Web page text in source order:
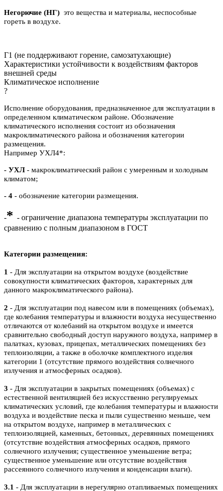
Негорючие (НГ) это вещества и материалы, неспособные
гореть в воздухе.
Г1 (не поддерживают горение, самозатухающие)
Характеристики устойчивости к воздействиям факторов
внешней среды
Климатическое исполнение
?
Исполнение оборудования, предназначенное для эксплуатации в
определенном климатическом районе. Обозначение
климатического исполнения состоит из обозначения
макроклиматического района и обозначения категории
размещения.
Например УХЛ4*:
- УХЛ - макроклиматический район с умеренным и холодным
климатом;
- 4 - обозначение категории размещения.
-* - ограничение диапазона температуры эксплуатации по
сравнению с полным диапазоном в ГОСТ
Категории размещения:
1 - Для эксплуатации на открытом воздухе (воздействие
совокупности климатических факторов, характерных для
данного макроклиматического района).
2 - Для эксплуатации под навесом или в помещениях (объемах),
где колебания температуры и влажности воздуха несущественно
отличаются от колебаний на открытом воздухе и имеется
сравнительно свободный доступ наружного воздуха, например в
палатках, кузовах, прицепах, металлических помещениях без
теплоизоляции, а также в оболочке комплектного изделия
категории 1 (отсутствие прямого воздействия солнечного
излучения и атмосферных осадков).
3 - Для эксплуатации в закрытых помещениях (объемах) с
естественной вентиляцией без искусственно регулируемых
климатических условий, где колебания температуры и влажности
воздуха и воздействие песка и пыли существенно меньше, чем
на открытом воздухе, например в металлических с
теплоизоляцией, каменных, бетонных, деревянных помещениях
(отсутствие воздействия атмосферных осадков, прямого
солнечного излучения; существенное уменьшение ветра;
существенное уменьшение или отсутствие воздействия
рассеянного солнечного излучения и конденсации влаги).
3.1 - Для эксплуатации в нерегулярно отапливаемых помещениях